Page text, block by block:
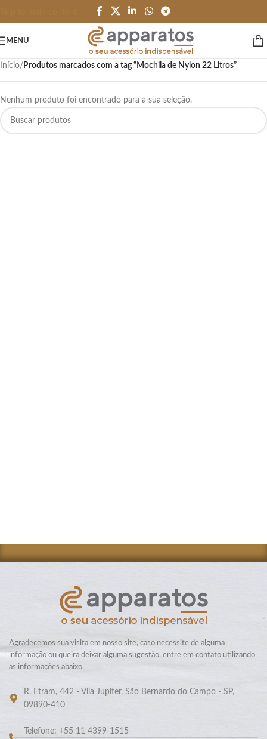
MENU
Início/ Produtos marcados com a tag “Mochila de Nylon 22 Litros”
Nenhum produto foi encontrado para a sua seleção.
Agradecemos sua visita em nosso site, caso necessite de alguma
informação ou queira deixar alguma sugestão, entre em contato utilizando
as informações abaixo.
R. Etram, 442 - Vila Jupiter, São Bernardo do Campo - SP,
09890-410
Telefone: +55 11 4399-1515